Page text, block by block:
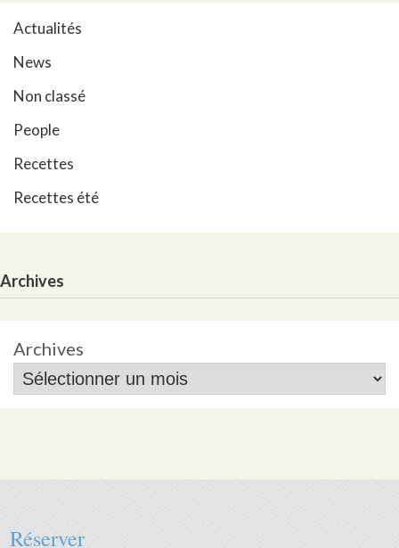
Actualités
News
Non classé
People
Recettes
Recettes été
Archives
Archives
Réserver